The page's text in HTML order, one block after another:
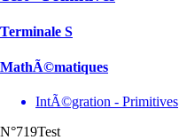
Terminale S
MathÃ©matiques
IntÃ©gration - Primitives
N°719Test